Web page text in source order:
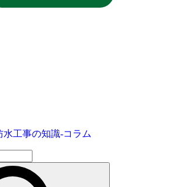
工事の知識‐コラム